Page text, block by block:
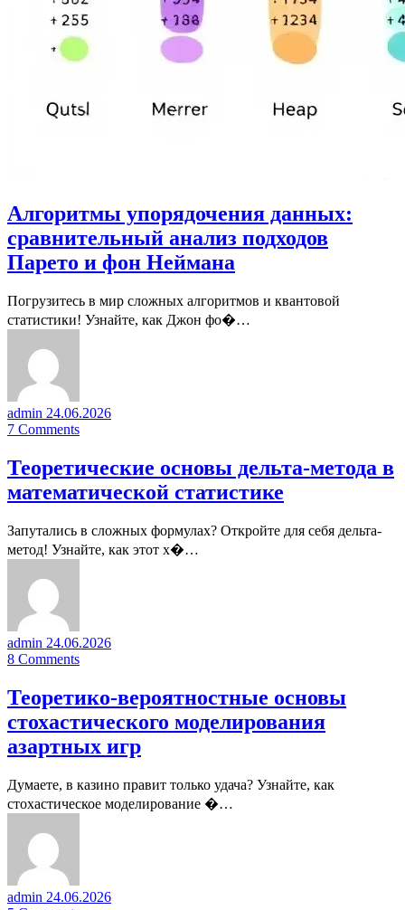
Алгоритмы упорядочения данных:
сравнительный анализ подходов
Парето и фон Неймана
Погрузитесь в мир сложных алгоритмов и квантовой
статистики! Узнайте, как Джон фо�…
admin 24.06.2026
7 Comments
Теоретические основы дельта-метода в
математической статистике
Запутались в сложных формулах? Откройте для себя дельта-
метод! Узнайте, как этот х�…
admin 24.06.2026
8 Comments
Теоретико-вероятностные основы
стохастического моделирования
азартных игр
Думаете, в казино правит только удача? Узнайте, как
стохастическое моделирование �…
admin 24.06.2026